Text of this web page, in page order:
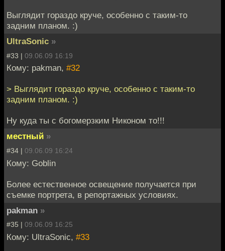
Выглядит гораздо круче, особенно с таким-то
задним планом. :)
UltraSonic »
#33 | 09.06.09 16:19
Кому: pakman, #32
> Выглядит гораздо круче, особенно с таким-то
задним планом. :)
Ну куда ты с богомерзким Никоном то!!!
местный »
#34 | 09.06.09 16:24
Кому: Goblin
Более естественное освещение получается при
съемке портрета, в репортажных условиях.
pakman »
#35 | 09.06.09 16:25
Кому: UltraSonic, #33